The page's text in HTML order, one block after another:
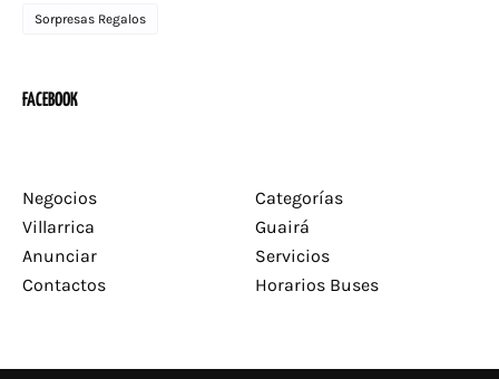
Sorpresas Regalos
FACEBOOK
Negocios
Categorías
Villarrica
Guairá
Anunciar
Servicios
Contactos
Horarios Buses